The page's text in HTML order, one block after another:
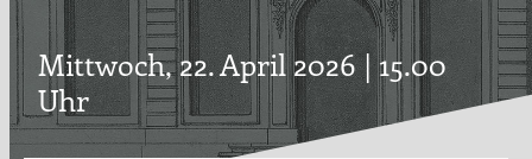
Mittwoch, 22. April 2026 | 15.00
Uhr